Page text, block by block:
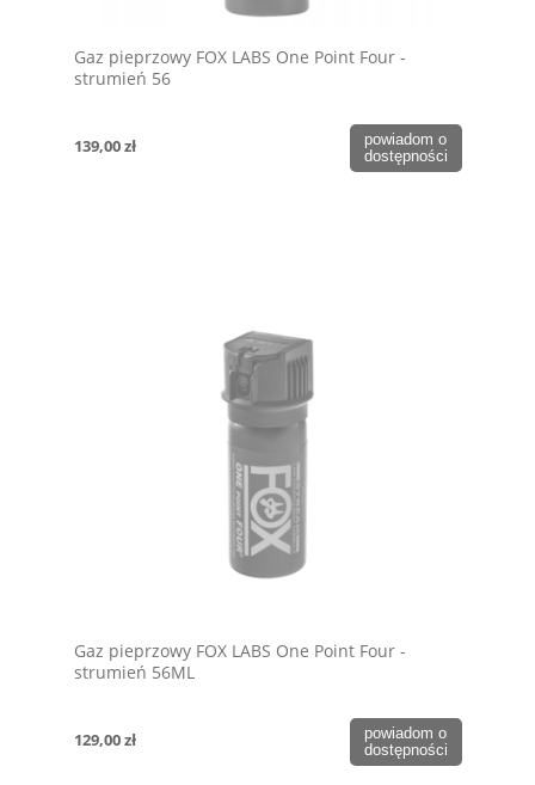
Gaz pieprzowy FOX LABS One Point Four -
strumień 56
139,00 zł
powiadom o
dostępności
Gaz pieprzowy FOX LABS One Point Four -
strumień 56ML
129,00 zł
powiadom o
dostępności